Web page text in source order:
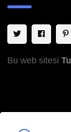
Bu web sitesi